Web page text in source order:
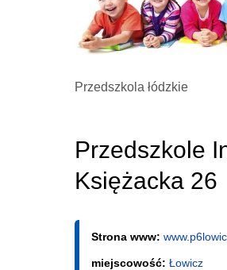
Przedszkola łódzkie
Przedszkole
Księżacka 26
Strona www:
miejscowość: Łowicz